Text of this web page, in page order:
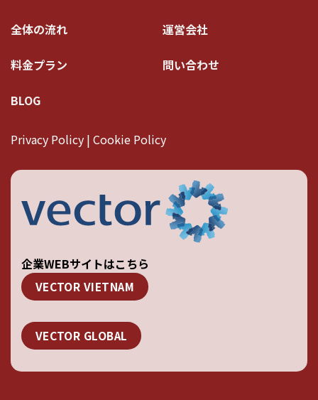
全体の流れ 運営会社
料金プラン 問い合わせ
BLOG
Privacy Policy | Cookie Policy
企業WEBサイトはこちら
VECTOR VIETNAM
VECTOR GLOBAL